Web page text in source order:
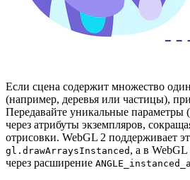
Если сцена содержит множество
(например, деревья или частицы),
Передавайте уникальные параметры
через атрибуты экземпляров,
отрисовки. WebGL 2 поддерживает
gl.drawArraysInstanced , а в
через расширение